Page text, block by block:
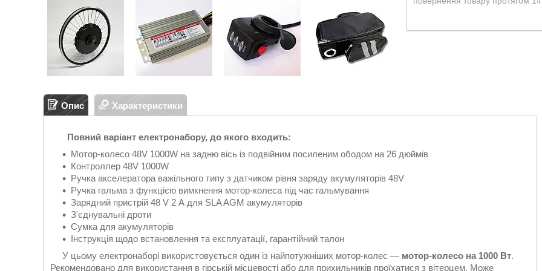
Опис Характеристики
Повний варіант електронабору, до якого входить:
Мотор-колесо 48V 1000W на задню вісь із подвійним посиленим ободом на 26 дюймів
Контроллер 48V 1000W
Ручка акселератора важільного типу з датчиком рівня заряду акумуляторів 48V
Ручка гальма з функцією вимкнення мотор-колеса під час гальмування
Зарядний пристрій 48 V 2 А для SLA AGM акумуляторів
З'єднувальні дроти
Сумка для акумуляторів
Інструкція щодо встановлення та експлуатації, гарантійний талон
У цьому електронаборі використовується один із найпотужніших мотор-колес — мотор-колесо на 1000 Вт.
Рекомендовано для використання в гірській місцевості або для прихильників проїхатися з вітерцем. Може